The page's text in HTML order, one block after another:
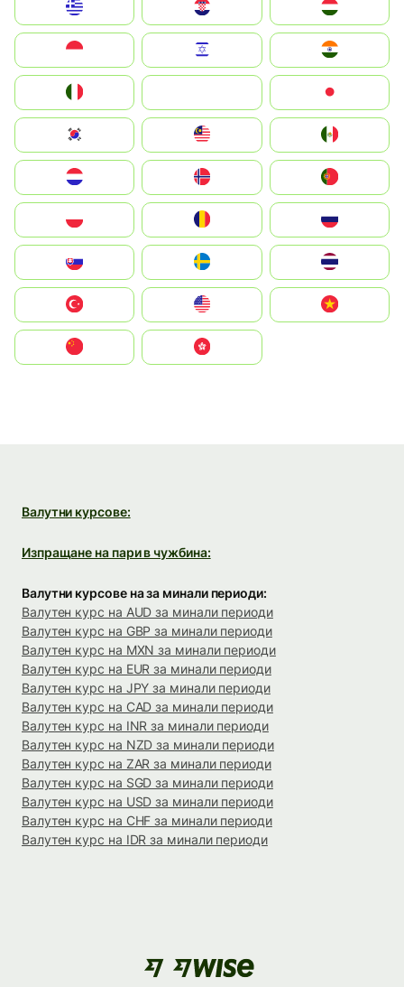
Magyarország
South Korea
United States
中國香港特別行政區
Валутни курсове:
Изпращане на пари в чужбина:
Валутни курсове на за минали периоди:
Валутен курс на AUD за минали периоди
Валутен курс на GBP за минали периоди
Валутен курс на MXN за минали периоди
Валутен курс на EUR за минали периоди
Валутен курс на JPY за минали периоди
Валутен курс на CAD за минали периоди
Валутен курс на INR за минали периоди
Валутен курс на NZD за минали периоди
Валутен курс на ZAR за минали периоди
Валутен курс на SGD за минали периоди
Валутен курс на USD за минали периоди
Валутен курс на CHF за минали периоди
Валутен курс на IDR за минали периоди